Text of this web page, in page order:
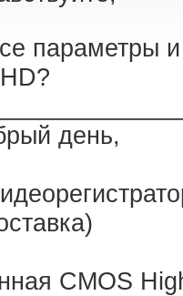
параметры и
день,
CMOS